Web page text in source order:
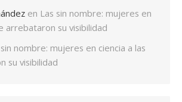
en Las sin nombre: mujeres en
arrebataron su visibilidad
sin nombre: mujeres en ciencia a las
su visibilidad